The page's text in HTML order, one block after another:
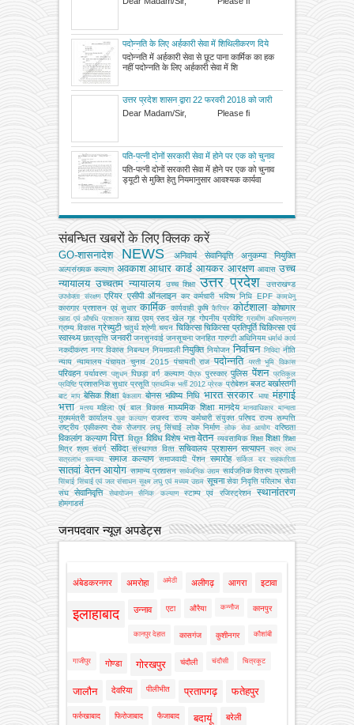
नहीं पदोन्नति के लिए अर्हकारी सेवा में शि
उत्तर प्रदेश शासन द्वारा 22 फरवरी 2018 को जारी
Orders issued on 22 February 2018 UP
Government
सम्बन्ध में समस्त जिला निर्वाचन अधिकारियों को दिए
निर्देश
ड्यूटी से मुक्ति हेतु नियमानुसार आवश्यक कार्यवा
संबन्धित खबरों के लिए क्लिक करें
GO-शासनादेश NEWS अनिवार्य सेवानिवृत्ति
अल्‍पसंख्‍यक कल्‍याण अवकाश आधार कार्ड आयकर
न्यायालय उच्चतम न्यायालय उच्‍च शिक्षा उत्तर प्रदेश उत्तराखण्ड
उपभोक्‍ता संरक्षण एरियर एसीपी ऑनलाइन कर कर्मचारी भविष्य निधि EPF कामधेनु
कारागार प्रशासन एवं सुधार कार्मिक कार्यवाही कृषि कैरियर कोर्टशाला कोषागार
खाद्य एवं औषधि प्रशासन खाद्य एवम् रसद खेल गृह गोपनीय प्रविष्टि ग्रामीण अभियन्‍त्रण
ग्रेच्युटी चतुर्थ श्रेणी चयन चिकित्सा चिकित्सा प्रतिपूर्ति
चिकित्‍सा एवं
स्वास्थ्य छात्रवृत्ति जनवरी जनसुनवाई जनसूचना जनहित गारण्टी अधिनियम धर्मार्थ कार्य
नकदीकरण नगर विकास निबन्‍धन नियमावली नियुक्ति नियोजन निर्वाचन निविदा नीति
न्याय न्यायालय पंचायत चुनाव 2015 पंचायती राज पदोन्नति परती भूमि विकास
परिवहन पर्यावरण पशुधन पिछड़ा वर्ग कल्‍याण पीएफ पुरस्कार पुलिस पेंशन
प्रतिकूल
प्रविष्टि
प्रशासनिक सुधार प्रसूति प्राथमिक भर्ती 2012 प्रेरक प्रोबेशन बजट बर्खास्तगी
बाट माप बेसिक शिक्षा बैकलाग बोनस भविष्य निधि भारत सरकार भाषा मंहगाई
भत्ता
मत्‍स्‍य महिला एवं बाल विकास माध्यमिक शिक्षा मानदेय मानवाधिकार मान्यता
मुख्‍यमंत्री कार्यालय युवा कल्याण राजस्व राज्य कर्मचारी संयुक्त परिषद
राज्य सम्पत्ति
राष्ट्रीय एकीकरण
लोक निर्माण लोक सेवा आयोग वरिष्ठता
विकलांग कल्याण वित्त विद्युत विविध विशेष भत्ता वेतन व्‍यवसायिक शिक्षा शिक्षा शिक्षा
मित्र श्रम संवर्ग संविदा संस्‍थागत वित्‍त सचिवालय प्रशासन सत्यापन सत्र लाभ
सत्रलाभ
समन्वय समाज कल्याण समाजवादी पेंशन समारोह सर्किल दर सहकारिता
सातवां वेतन आयोग सामान्य प्रशासन सार्वजनिक उद्यम सार्वजनिक वितरण प्रणाली
सिंचाई सिंचाई एवं जल संसाधन सूक्ष्म लघु एवं मध्यम उद्यम सूचना सेवा निवृत्ति परिलाभ सेवा
संघ
सेवानिवृत्ति सेवायोजन सैनिक कल्‍याण स्टाम्प एवं रजिस्ट्रेशन स्थानांतरण
होमगाडर्स
जनपदवार न्यूज़ अपडेट्स
इलाहाबाद उन्नाव एटा औरैया कन्नौज कानपुर
कानपुर देहात कासगंज कुशीनगर कौशांबी
गोरखपुर चंदौली चंदौसी चित्रकूट
जालौन देवरिया पीलीभीत प्रतापगढ़ फतेहपुर
फर्रुखाबाद फिरोजाबाद फैजाबाद बदायूं बरेली
बलरामपुर बलिया बस्ती बहराइच बाँदा बागपत